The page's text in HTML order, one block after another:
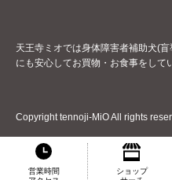
営業時間
ショップ
天王寺ミオでは身体障害者補助犬(
にも安心してお買物・お食事をして
Copyright tennoji-MiO All rights